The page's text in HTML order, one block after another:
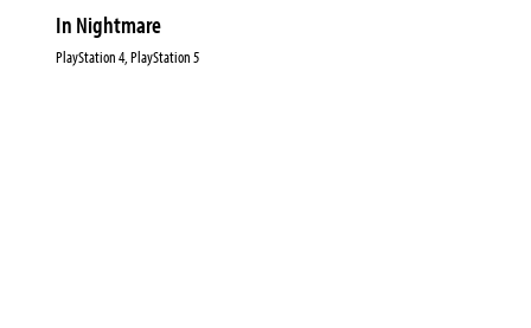
In Nightmare
PlayStation 4, PlayStation 5